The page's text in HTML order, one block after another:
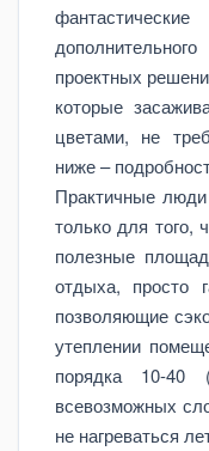
проектных
которые
цветами, не
ниже –
Практичные
только для того,
полезные
отдыха, просто
позволяющие
утеплении
порядка 10-40
всевозможных
не нагреваться